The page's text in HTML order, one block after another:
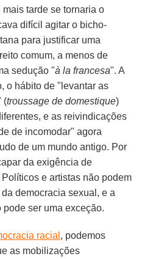
tarde se tornaria o
difícil agitar o bicho-
para justificar uma
comum, a menos de
sedução "à la francesa". A
o hábito de "levantar as
(troussage de domestique)
e as reivindicações
de incomodar" agora
de um mundo antigo. Por
da exigência de
Políticos e artistas não podem
democracia sexual, e a
pode ser uma exceção.
racial , podemos
as mobilizações